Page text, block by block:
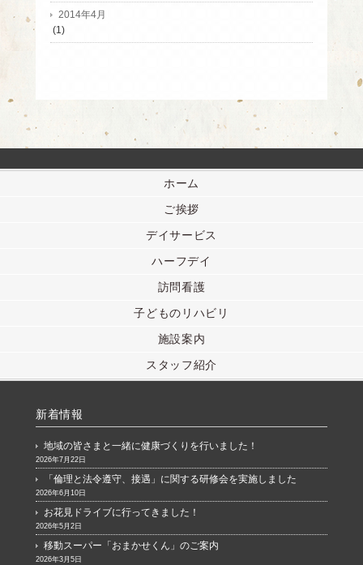
2014年4月
(1)
ホーム
ご挨拶
デイサービス
ハーフデイ
訪問看護
子どものリハビリ
施設案内
スタッフ紹介
新着情報
地域の皆さまと一緒に健康づくりを行いました！
2026年7月22日
「倫理と法令遵守、接遇」に関する研修会を実施しました
2026年6月10日
お花見ドライブに行ってきました！
2026年5月2日
移動スーパー「おまかせくん」のご案内
2026年3月5日